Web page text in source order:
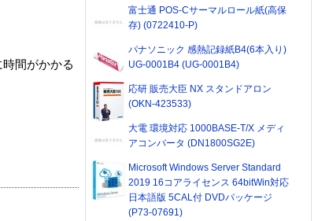
間がかかる
富士通 POS-Cサーマルロール紙(高保
存) (0722410-P)
パナソニック 感熱記録紙B4(6本入り)
UG-0001B4 (UG-0001B4)
応研 販売大臣 NX スタンドアロン
(OKN-423533)
大電 環境対応 1000BASE-T/X メディ
アコンバータ (DN1800SG2E)
Microsoft Windows Server Standard
2019 16コアライセンス 64bitWin対応
日本語版 5CAL付 DVDパッケージ
(P73-07691)